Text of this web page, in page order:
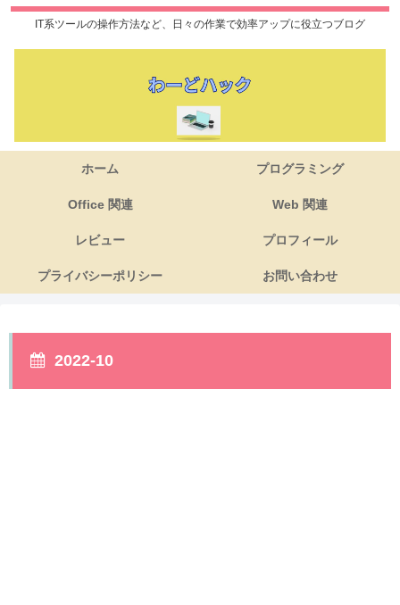
IT系ツールの操作方法など、日々の作業で効率アップに役立つブログ
ホーム プログラミング
Office 関連 Web 関連
レビュー プロフィール
プライバシーポリシー お問い合わせ
2022-10